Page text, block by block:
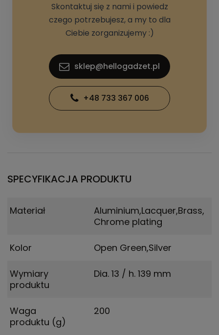
Skontaktuj się z nami i powiedz
czego potrzebujesz, a my to dla
Ciebie zorganizujemy :)
sklep@hellogadzet.pl
+48 733 367 006
SPECYFIKACJA PRODUKTU
Materiał
Aluminium,Lacquer,Brass,
Chrome plating
Kolor Open Green,Silver
Wymiary
produktu
Dia. 13 / h. 139 mm
Waga
produktu (g)
200